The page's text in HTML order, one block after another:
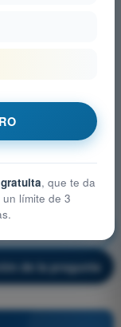
de la pregunta
, que te da
un límite de 3